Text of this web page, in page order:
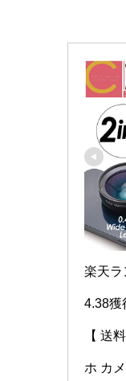
楽天
4.38獲
【 送
ホ カ